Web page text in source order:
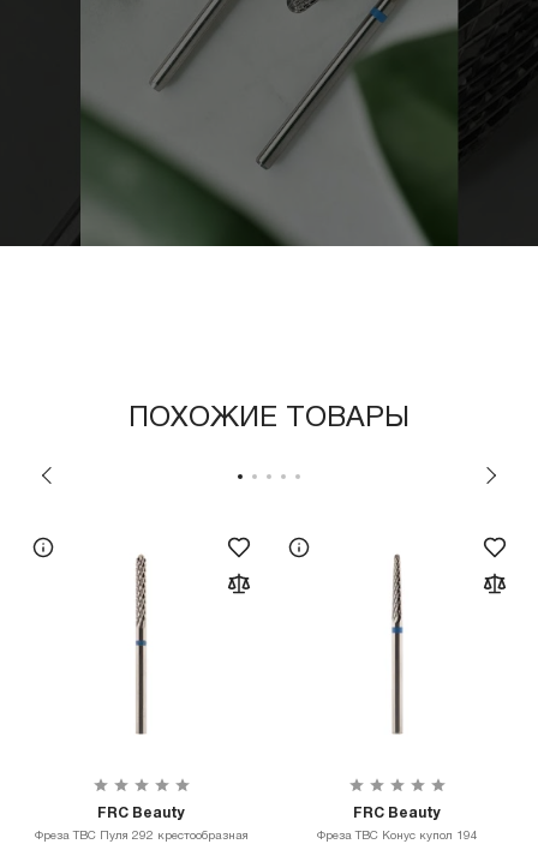
ПОХОЖИЕ ТОВАРЫ
FRC Beauty
Фреза ТВС Пуля 292 крестообразная
FRC Beauty
Фреза ТВС Конус купол 194